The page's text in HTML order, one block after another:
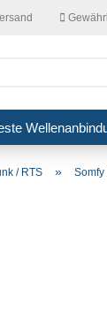
/ RTS »